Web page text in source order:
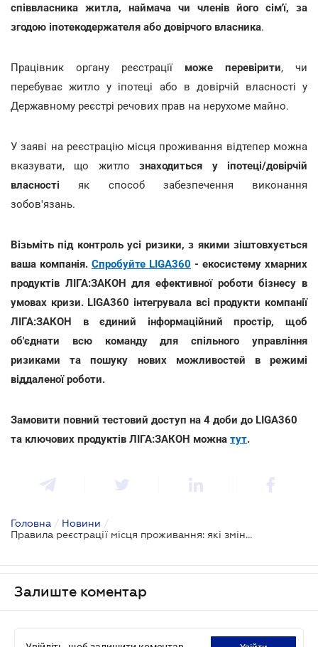
співвласника житла, наймача чи членів його сім'ї, за
згодою іпотекодержателя або довірчого власника.
Працівник органу реєстрації може перевірити, чи
перебуває житло у іпотеці або в довірчій власності у
Державному реєстрі речових прав на нерухоме майно.
У заяві на реєстрацію місця проживання відтепер можна
вказувати, що житлознаходиться у іпотеці/довірчій
власності як способ забезпечення виконання
зобов'язань.
Візьміть під контроль усі ризики, з якими зіштовхується
ваша компанія. Спробуйте LIGA360 - екосистему хмарних
продуктів ЛІГА:ЗАКОН для ефективної роботи бізнесу в
умовах кризи. LIGA360 інтегрувала всі продукти компанії
ЛІГА:ЗАКОН в єдиний інформаційний простір, щоб
об'єднати всю команду для спільного управління
ризиками та пошуку нових можливостей в режимі
віддаленої роботи.
Замовити повний тестовий доступ на 4 доби до LIGA360
та ключових продуктів ЛІГА:ЗАКОН можна тут.
Головна / Новини /
Правила реєстрації місця проживання: які зміни схвалив Уряд
Залиште коментар